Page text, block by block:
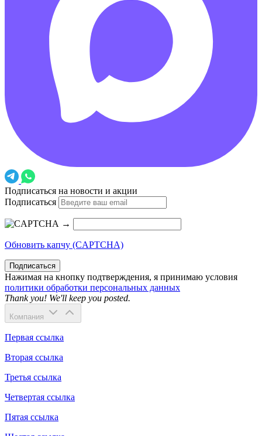
Подписаться на новости и акции
Подписаться
→
Обновить капчу (CAPTCHA)
Подписаться
Нажимая на кнопку подтверждения, я принимаю условия
политики обработки персональных данных
Thank you! We'll keep you posted.
Компания
Первая ссылка
Вторая ссылка
Третья ссылка
Четвертая ссылка
Пятая ссылка